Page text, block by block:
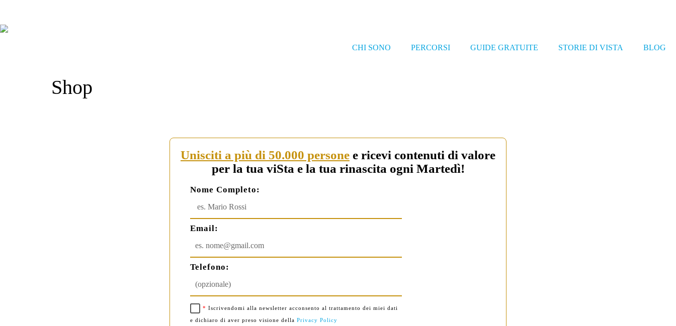
CHI SONO PERCORSI GUIDE GRATUITE STORIE DI VISTA BLOG
Shop
Unisciti a più di 50.000 persone e ricevi contenuti di valore
per la tua viSta e la tua rinascita ogni Martedì!
Nome Completo:
Email:
Telefono:
* Iscrivendomi alla newsletter acconsento al trattamento dei miei dati
e dichiaro di aver preso visione dellaPrivacy Policy